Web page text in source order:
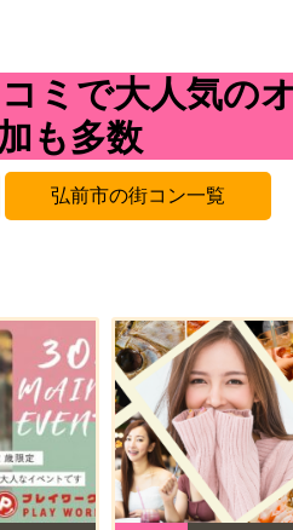
ミで大人気の
も多数
弘前市の街コン一覧